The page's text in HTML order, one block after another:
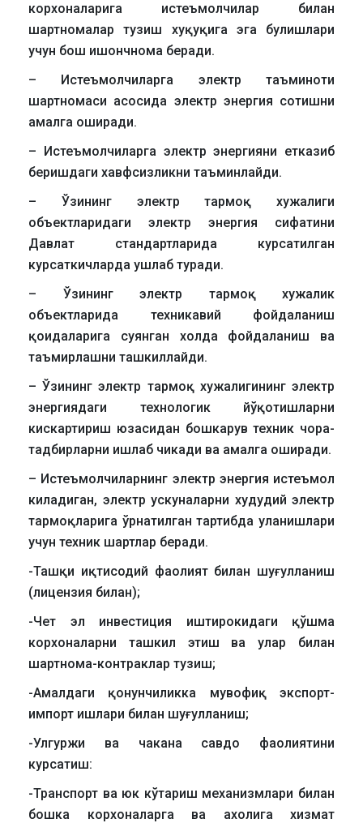
корхоналарига истеъмолчилар билан
шартномалар тузиш хуқуқига эга булишлари
учун бош ишончнома беради.
– Истеъмолчиларга электр таъминоти
шартномаси асосида электр энергия сотишни
амалга оширади.
– Истеъмолчиларга электр энергияни етказиб
беришдаги хавфсизликни таъминлайди.
– Ўзининг электр тармоқ хужалиги
объектларидаги электр энергия сифатини
Давлат стандартларида курсатилган
курсаткичларда ушлаб туради.
– Ўзининг электр тармоқ хужалик
объектларида техникавий фойдаланиш
қоидаларига суянган холда фойдаланиш ва
таъмирлашни ташкиллайди.
– Ўзининг электр тармоқ хужалигининг электр
энергиядаги технологик йўқотишларни
кискартириш юзасидан бошкарув техник чора-
тадбирларни ишлаб чикади ва амалга оширади.
– Истеъмолчиларнинг электр энергия истеъмол
киладиган, электр ускуналарни худудий электр
тармоқларига ўрнатилган тартибда уланишлари
учун техник шартлар беради.
-Ташқи иқтисодий фаолият билан шуғулланиш
(лицензия билан);
-Чет эл инвестиция иштирокидаги қўшма
корхоналарни ташкил этиш ва улар билан
шартнома-контраклар тузиш;
-Амалдаги қонунчиликка мувофиқ экспорт-
импорт ишлари билан шуғулланиш;
-Улгуржи ва чакана савдо фаолиятини
курсатиш:
-Транспорт ва юк кўтариш механизмлари билан
бошка корхоналарга ва ахолига хизмат